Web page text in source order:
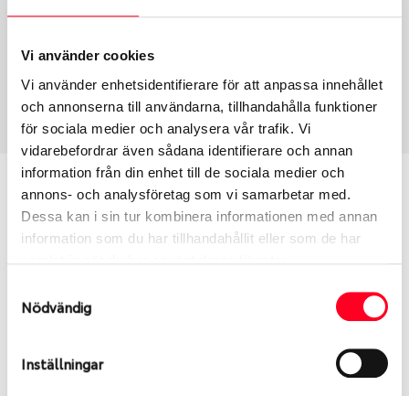
Vi använder cookies
Vi använder enhetsidentifierare för att anpassa innehållet
och annonserna till användarna, tillhandahålla funktioner
för sociala medier och analysera vår trafik. Vi
vidarebefordrar även sådana identifierare och annan
information från din enhet till de sociala medier och
annons- och analysföretag som vi samarbetar med.
Dessa kan i sin tur kombinera informationen med annan
information som du har tillhandahållit eller som de har
Nödvändig
Inställningar
Fälg PV/C LM 13
38
Centre Diameter
100
Art nummer
8615
Passar denna fälg min bil?
Ange registreringsnummer för att se om den fälg
Ibland kan fälgen ha bytts ut under årens lopp och
inte vara samma dimension som bilen hade ut från